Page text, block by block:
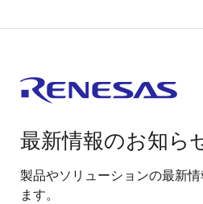
最新情報のお知ら
製品やソリューションの最新
ます。